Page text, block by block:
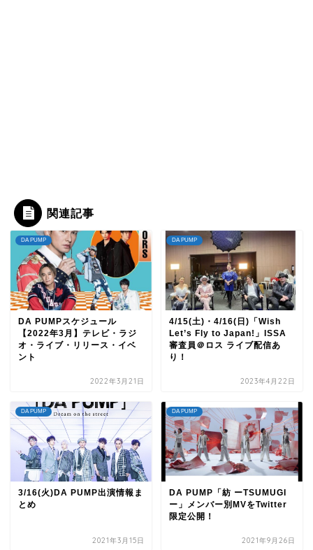
関連記事
DA PUMP
DA PUMPスケジュール
【2022年3月】テレビ・ラジ
オ・ライブ・リリース・イベ
ント
2022年3月21日
DA PUMP
4/15(土)・4/16(日)「Wish
Let’s Fly to Japan!」ISSA
審査員＠ロス ライブ配信あ
り！
2023年4月22日
DA PUMP
3/16(火)DA PUMP出演情報ま
とめ
2021年3月15日
DA PUMP
DA PUMP「紡 ーTSUMUGI
ー」メンバー別MVをTwitter
限定公開！
2021年9月26日